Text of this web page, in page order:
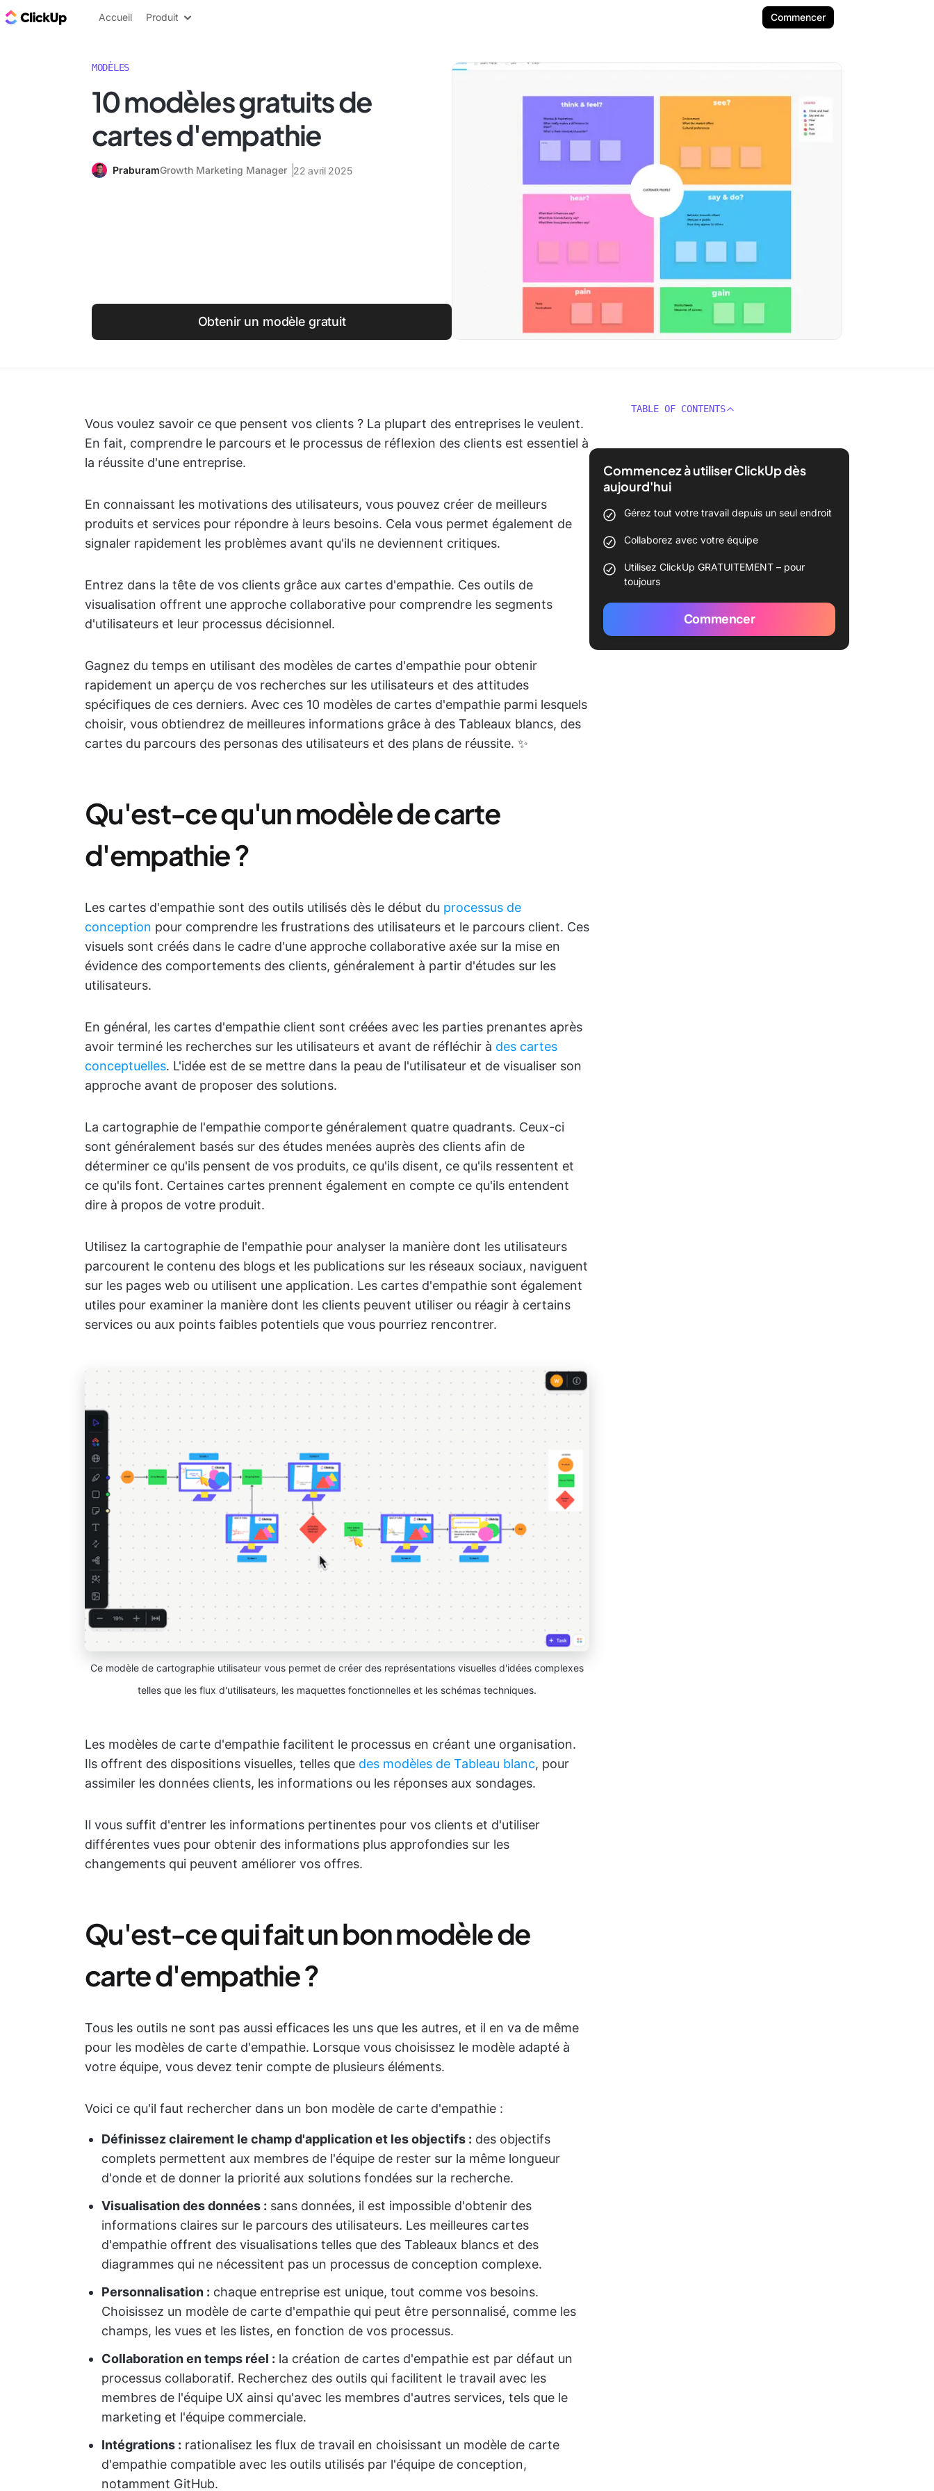
ClickUp Blog
Accueil Produit Commencer
MODÈLES
10 modèles gratuits de
cartes d'empathie
PraburamGrowth Marketing Manager 22 avril 2025
Obtenir un modèle gratuit
Vous voulez savoir ce que pensent vos clients ? La plupart des entreprises le veulent.
En fait, comprendre le parcours et le processus de réflexion des clients est essentiel à
la réussite d'une entreprise.
En connaissant les motivations des utilisateurs, vous pouvez créer de meilleurs
produits et services pour répondre à leurs besoins. Cela vous permet également de
signaler rapidement les problèmes avant qu'ils ne deviennent critiques.
Entrez dans la tête de vos clients grâce aux cartes d'empathie. Ces outils de
visualisation offrent une approche collaborative pour comprendre les segments
d'utilisateurs et leur processus décisionnel.
Gagnez du temps en utilisant des modèles de cartes d'empathie pour obtenir
rapidement un aperçu de vos recherches sur les utilisateurs et des attitudes
spécifiques de ces derniers. Avec ces 10 modèles de cartes d'empathie parmi lesquels
choisir, vous obtiendrez de meilleures informations grâce à des Tableaux blancs, des
cartes du parcours des personas des utilisateurs et des plans de réussite. ✨
Qu'est-ce qu'un modèle de carte
d'empathie ?
Les cartes d'empathie sont des outils utilisés dès le début du processus de
conception pour comprendre les frustrations des utilisateurs et le parcours client. Ces
visuels sont créés dans le cadre d'une approche collaborative axée sur la mise en
évidence des comportements des clients, généralement à partir d'études sur les
utilisateurs.
En général, les cartes d'empathie client sont créées avec les parties prenantes après
avoir terminé les recherches sur les utilisateurs et avant de réfléchir à des cartes
conceptuelles. L'idée est de se mettre dans la peau de l'utilisateur et de visualiser son
approche avant de proposer des solutions.
La cartographie de l'empathie comporte généralement quatre quadrants. Ceux-ci
sont généralement basés sur des études menées auprès des clients afin de
déterminer ce qu'ils pensent de vos produits, ce qu'ils disent, ce qu'ils ressentent et
ce qu'ils font. Certaines cartes prennent également en compte ce qu'ils entendent
dire à propos de votre produit.
Utilisez la cartographie de l'empathie pour analyser la manière dont les utilisateurs
parcourent le contenu des blogs et les publications sur les réseaux sociaux, naviguent
sur les pages web ou utilisent une application. Les cartes d'empathie sont également
utiles pour examiner la manière dont les clients peuvent utiliser ou réagir à certains
services ou aux points faibles potentiels que vous pourriez rencontrer.
Ce modèle de cartographie utilisateur vous permet de créer des représentations visuelles d'idées complexes
telles que les flux d'utilisateurs, les maquettes fonctionnelles et les schémas techniques.
Les modèles de carte d'empathie facilitent le processus en créant une organisation.
Ils offrent des dispositions visuelles, telles que des modèles de Tableau blanc, pour
assimiler les données clients, les informations ou les réponses aux sondages.
Il vous suffit d'entrer les informations pertinentes pour vos clients et d'utiliser
différentes vues pour obtenir des informations plus approfondies sur les
changements qui peuvent améliorer vos offres.
Qu'est-ce qui fait un bon modèle de
carte d'empathie ?
Tous les outils ne sont pas aussi efficaces les uns que les autres, et il en va de même
pour les modèles de carte d'empathie. Lorsque vous choisissez le modèle adapté à
votre équipe, vous devez tenir compte de plusieurs éléments.
Voici ce qu'il faut rechercher dans un bon modèle de carte d'empathie :
Définissez clairement le champ d'application et les objectifs : des objectifs
complets permettent aux membres de l'équipe de rester sur la même longueur
d'onde et de donner la priorité aux solutions fondées sur la recherche.
Visualisation des données : sans données, il est impossible d'obtenir des
informations claires sur le parcours des utilisateurs. Les meilleures cartes
d'empathie offrent des visualisations telles que des Tableaux blancs et des
diagrammes qui ne nécessitent pas un processus de conception complexe.
Personnalisation : chaque entreprise est unique, tout comme vos besoins.
Choisissez un modèle de carte d'empathie qui peut être personnalisé, comme les
champs, les vues et les listes, en fonction de vos processus.
Collaboration en temps réel : la création de cartes d'empathie est par défaut un
processus collaboratif. Recherchez des outils qui facilitent le travail avec les
membres de l'équipe UX ainsi qu'avec les membres d'autres services, tels que le
marketing et l'équipe commerciale.
Intégrations : rationalisez les flux de travail en choisissant un modèle de carte
d'empathie compatible avec les outils utilisés par l'équipe de conception,
notamment GitHub.
TABLE OF CONTENTS
Commencez à utiliser ClickUp dès
aujourd'hui
Gérez tout votre travail depuis un seul endroit
Collaborez avec votre équipe
Utilisez ClickUp GRATUITEMENT – pour
toujours
Commencer